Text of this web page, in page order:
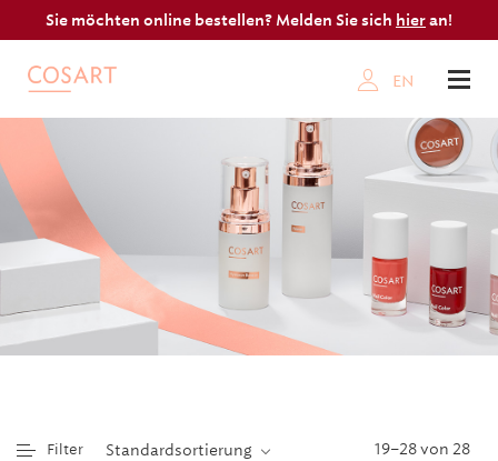
Sie möchten online bestellen? Melden Sie sich hieran!
EN
19–28 von 28
Standardsortierung
Filter